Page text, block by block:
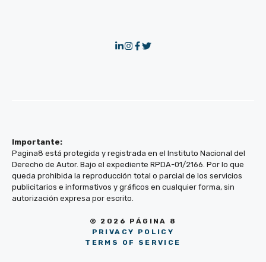
Importante:
Pagina8 está protegida y registrada en el Instituto Nacional del
Derecho de Autor. Bajo el expediente RPDA-01/2166. Por lo que
queda prohibida la reproducción total o parcial de los servicios
publicitarios e informativos y gráficos en cualquier forma, sin
autorización expresa por escrito.
© 2026 PÁGINA 8
PRIVACY POLICY
TERMS OF SERVICE